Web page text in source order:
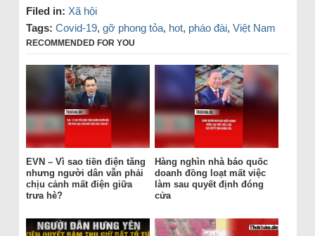
Filed in: Xã hội
Tags: Covid-19, gỡ phong tỏa, hot, pháo đài, Việt Nam
RECOMMENDED FOR YOU
EVN – Vì sao tiền điện tăng
nhưng người dân vẫn phải
chịu cảnh mất điện giữa
trưa hè?
Hàng nghìn nhà báo quốc
doanh đồng loạt mất việc
làm sau quyết định đóng
cửa